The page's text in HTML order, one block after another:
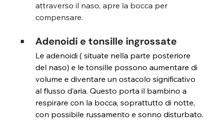
attraverso il naso, apre la bocca per
compensare.
Adenoidi e tonsille ingrossate
Le adenoidi ( situate nella parte posteriore
del naso) e le tonsille possono aumentare di
volume e diventare un ostacolo significativo
al flusso d’aria. Questo porta il bambino a
respirare con la bocca, soprattutto di notte,
con possibile russamento e sonno disturbato.